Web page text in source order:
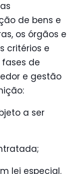
de bens e
os órgãos e
critérios e
de
e gestão
a ser
lei especial.